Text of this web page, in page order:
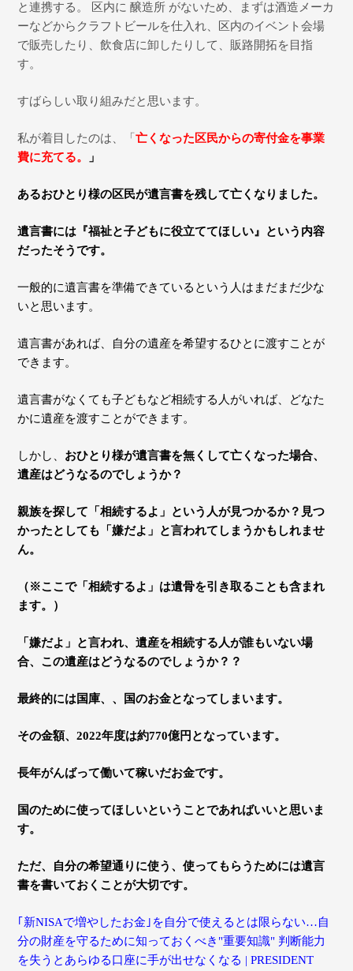
と連携する。 区内に 醸造所 がないため、まずは酒造メーカ
ーなどからクラフトビールを仕入れ、区内のイベント会場
で販売したり、飲食店に卸したりして、販路開拓を目指
す。
すばらしい取り組みだと思います。
私が着目したのは、「亡くなった区民からの寄付金を事業
費に充てる。
」
あるおひとり様の区民が遺言書を残して亡くなりました。
遺言書には『福祉と子どもに役立ててほしい』という内容
だったそうです。
一般的に遺言書を準備できているという人はまだまだ少な
いと思います。
遺言書があれば、自分の遺産を希望するひとに渡すことが
できます。
遺言書がなくても子どもなど相続する人がいれば、どなた
かに遺産を渡すことができます。
しかし、 おひとり様が遺言書を無くして亡くなった場合、
遺産はどうなるのでしょうか？
親族を探して「相続するよ」という人が見つかるか？見つ
かったとしても「嫌だよ」と言われてしまうかもしれませ
ん。
（※ここで「相続するよ」 は遺骨を引き取ることも含まれ
ます。）
「嫌だよ」
と言われ、遺産を相続する人が誰もいない場
合、この遺産はどうなるのでしょうか？？
最終的には国庫、、国のお金となってしまいます。
その金額、2022年度は約770億円となっています。
長年がんばって働いて稼いだお金です。
国のために使ってほしいということであればいいと思いま
す。
ただ、
自分の希望通りに使う、使ってもらうためには遺言
書を書いておくことが大切です。
｢新NISAで増やしたお金｣を自分で使えるとは限らない…自
分の財産を守るために知っておくべき "重要知識" 判断能力
を失うとあらゆる口座に手が出せなくなる | PRESIDENT